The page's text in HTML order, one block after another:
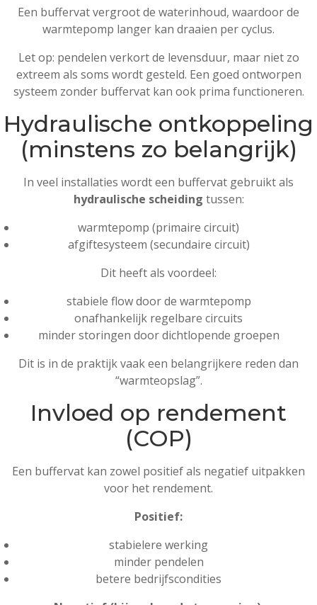
Een buffervat vergroot de waterinhoud, waardoor de
warmtepomp langer kan draaien per cyclus.
Let op: pendelen verkort de levensduur, maar niet zo
extreem als soms wordt gesteld. Een goed ontworpen
systeem zonder buffervat kan ook prima functioneren.
Hydraulische ontkoppeling
(minstens zo belangrijk)
In veel installaties wordt een buffervat gebruikt als
hydraulische scheiding tussen:
warmtepomp (primaire circuit)
afgiftesysteem (secundaire circuit)
Dit heeft als voordeel:
stabiele flow door de warmtepomp
onafhankelijk regelbare circuits
minder storingen door dichtlopende groepen
Dit is in de praktijk vaak een belangrijkere reden dan
“warmteopslag”.
Invloed op rendement
(COP)
Een buffervat kan zowel positief als negatief uitpakken
voor het rendement.
Positief:
stabielere werking
minder pendelen
betere bedrijfscondities